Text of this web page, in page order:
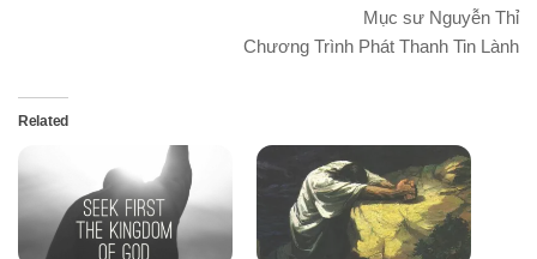
Mục sư Nguyễn Thỉ
Chương Trình Phát Thanh Tin Lành
Related